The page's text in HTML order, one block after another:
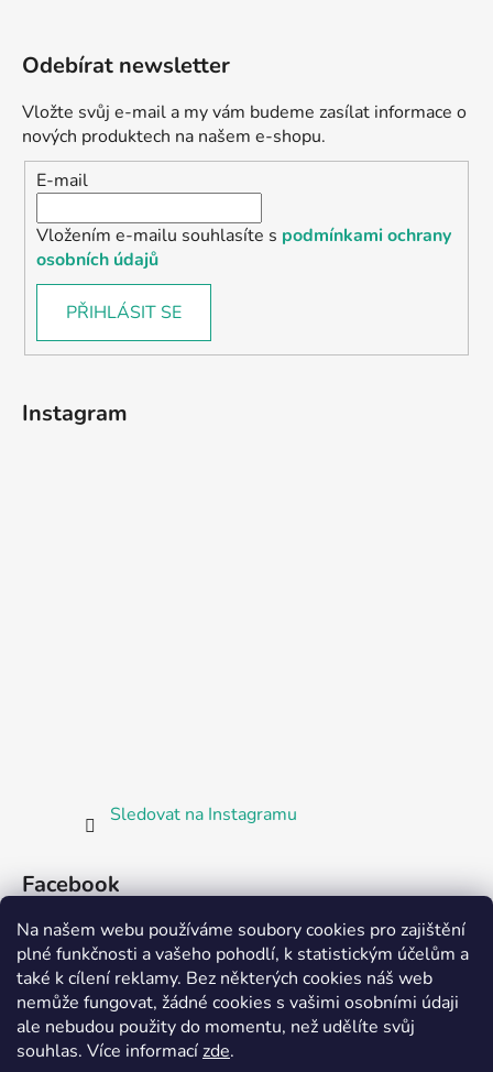
Na našem webu používáme soubory cookies pro zajištění
plné funkčnosti a vašeho pohodlí, k statistickým účelům a
také k cílení reklamy. Bez některých cookies náš web
nemůže fungovat, žádné cookies s vašimi osobními údaji
ale nebudou použity do momentu, než udělíte svůj
souhlas. Více informacízde.
Odebírat newsletter
Vložte svůj e-mail a my vám budeme zasílat informace o
nových produktech na našem e-shopu.
E-mail
Vložením e-mailu souhlasíte s podmínkami ochrany
osobních údajů
PŘIHLÁSIT SE
Instagram
Sledovat na Instagramu
Facebook
Partnerská prodejna Barefoot Plzeň